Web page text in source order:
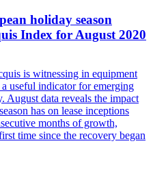
holiday season
Index for August 2020
is witnessing in equipment
useful indicator for emerging
August data reveals the impact
has on lease inceptions
months of growth,
time since the recovery began